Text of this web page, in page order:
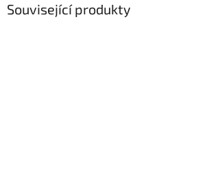
Související produkty